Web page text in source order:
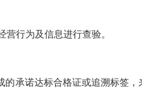
行为及信息进行查验。
承诺达标合格证或追溯标签